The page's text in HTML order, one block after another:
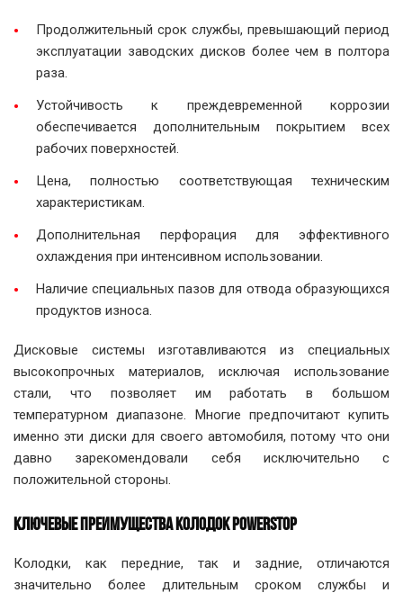
Продолжительный срок службы, превышающий период
эксплуатации заводских дисков более чем в полтора
раза.
Устойчивость к преждевременной коррозии
обеспечивается дополнительным покрытием всех
рабочих поверхностей.
Цена, полностью соответствующая техническим
характеристикам.
Дополнительная перфорация для эффективного
охлаждения при интенсивном использовании.
Наличие специальных пазов для отвода образующихся
продуктов износа.
Дисковые системы изготавливаются из специальных
высокопрочных материалов, исключая использование
стали, что позволяет им работать в большом
температурном диапазоне. Многие предпочитают купить
именно эти диски для своего автомобиля, потому что они
давно зарекомендовали себя исключительно с
положительной стороны.
КЛЮЧЕВЫЕ ПРЕИМУЩЕСТВА КОЛОДОК POWERSTOP
Колодки, как передние, так и задние, отличаются
значительно более длительным сроком службы и